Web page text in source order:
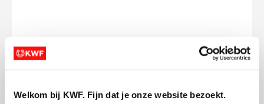
Welkom bij KWF. Fijn dat je onze website bezoekt.
Opgehaald
€1.085
Streefbedrag
€1.500
Doneer